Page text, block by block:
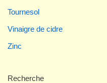
Tournesol
Vinaigre de cidre
Zinc
Recherche